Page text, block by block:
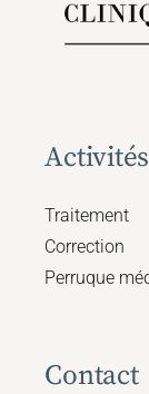
Activités
Traitement
Correction
Perruque
Contact